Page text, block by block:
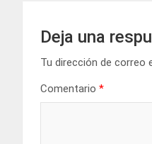
Deja una
Tu dirección de correo
Comentario *